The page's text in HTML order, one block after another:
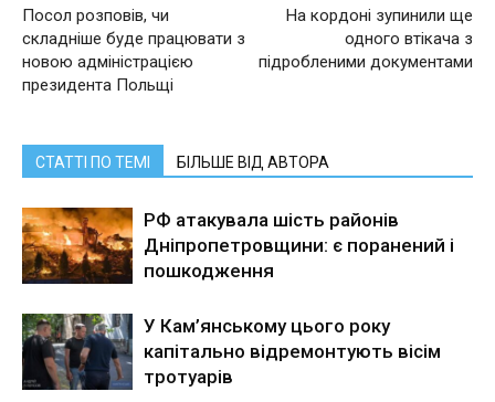
Посол розповів, чи
складніше буде працювати з
новою адміністрацією
президента Польщі
На кордоні зупинили ще
одного втікача з
підробленими документами
СТАТТІ ПО ТЕМІ БІЛЬШЕ ВІД АВТОРА
РФ атакувала шість районів
Дніпропетровщини: є поранений і
пошкодження
У Кам’янському цього року
капітально відремонтують вісім
тротуарів